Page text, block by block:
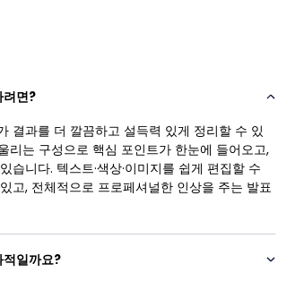
려면?
결과를 더 깔끔하고 설득력 있게 정리할 수 있
리는 구성으로 핵심 포인트가 한눈에 들어오고,
니다. 텍스트·색상·이미지를 쉽게 편집할 수
고, 전체적으로 프로페셔널한 인상을 주는 발표
적일까요?